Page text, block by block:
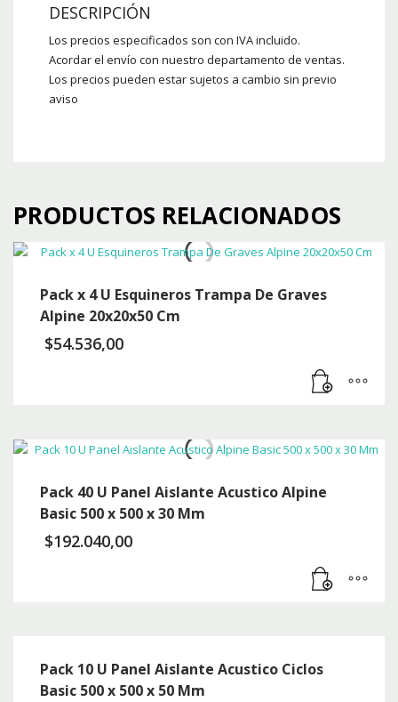
DESCRIPCIÓN
Los precios especificados son con IVA incluido.
Acordar el envío con nuestro departamento de ventas.
Los precios pueden estar sujetos a cambio sin previo
aviso
PRODUCTOS RELACIONADOS
Pack x 4 U Esquineros Trampa De Graves
Alpine 20x20x50 Cm
$54.536,00
Pack 40 U Panel Aislante Acustico Alpine
Basic 500 x 500 x 30 Mm
$192.040,00
Pack 10 U Panel Aislante Acustico Ciclos
Basic 500 x 500 x 50 Mm